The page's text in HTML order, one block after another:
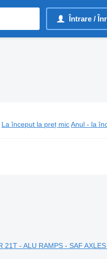
Întrare /
La început la preț mic Anul - la